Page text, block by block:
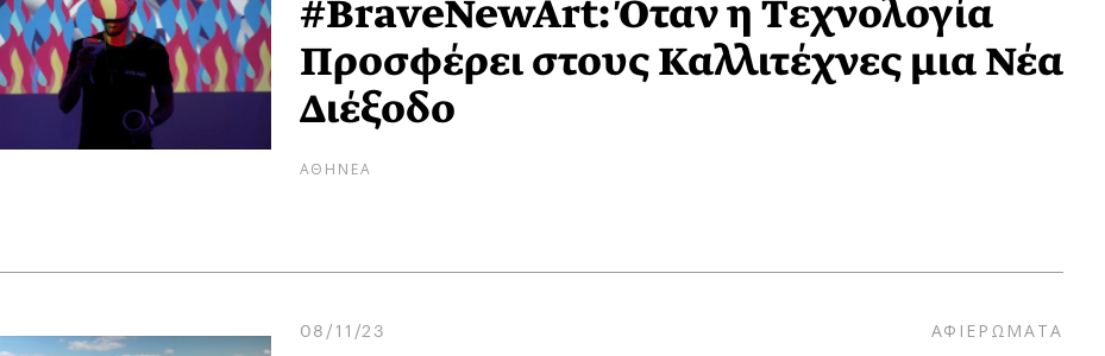
#BraveNewArt: Όταν η Tεχνολογία
Προσφέρει στους Καλλιτέχνες μια Νέα
Διέξοδο
ΑΘΗΝΕΑ
08/11/23 ΑΦΙΕΡΩΜΑΤΑ